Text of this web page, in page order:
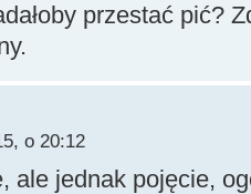
przestać pić?
o 20:12
ale jednak pojęcie,